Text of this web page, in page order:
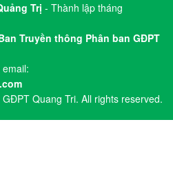
Trị - Thành lập tháng
Truyền thông Phân ban GĐPT
Quang Tri. All rights reserved.